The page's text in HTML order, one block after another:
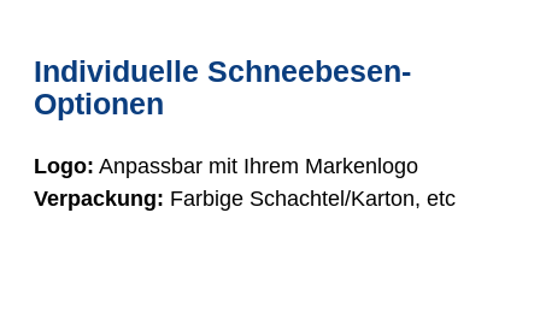
Individuelle Schneebesen-
Optionen
Logo: Anpassbar mit Ihrem Markenlogo
Verpackung: Farbige Schachtel/Karton, etc